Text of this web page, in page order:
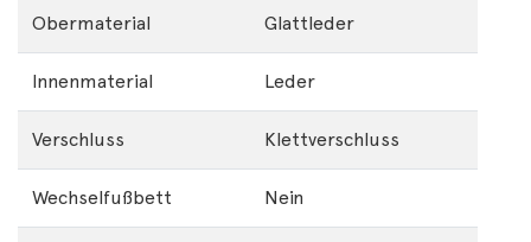
Obermaterial Glattleder
Innenmaterial Leder
Verschluss Klettverschluss
Wechselfußbett Nein